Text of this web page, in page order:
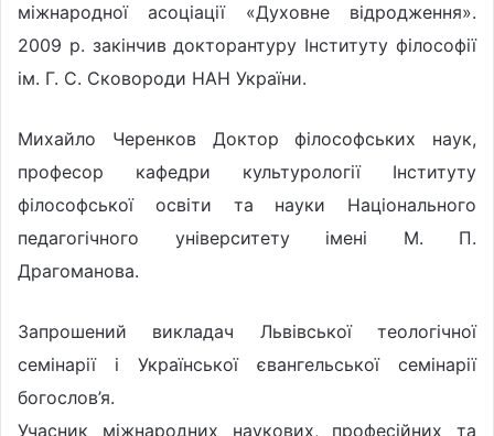
міжнародної асоціації «Духовне відродження».
2009 р. закінчив докторантуру Інституту філософії
ім. Г. С. Сковороди НАН України.
Михайло Черенков Доктор філософських наук,
професор кафедри культурології Інституту
філософської освіти та науки Національного
педагогічного університету імені М. П.
Драгоманова.
Запрошений викладач Львівської теологічної
семінарії і Української євангельської семінарії
богослов’я.
Учасник міжнародних наукових, професійних та